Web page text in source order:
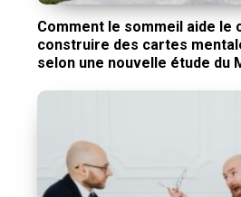
Comment le sommeil aide le
construire des cartes
selon une nouvelle étude du